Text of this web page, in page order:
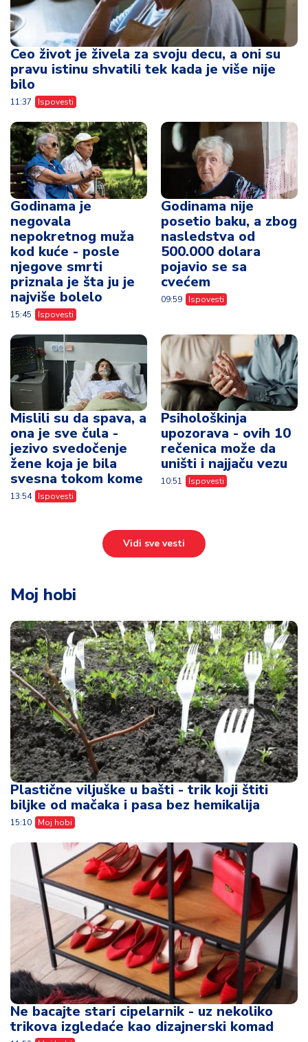
Ceo život je živela za svoju decu, a oni su
pravu istinu shvatili tek kada je više nije
bilo
11:37 Ispovesti
Godinama je
negovala
nepokretnog muža
kod kuće - posle
njegove smrti
priznala je šta ju je
najviše bolelo
15:45 Ispovesti
Godinama nije
posetio baku, a zbog
nasledstva od
500.000 dolara
pojavio se sa
cvećem
09:59 Ispovesti
Mislili su da spava, a
ona je sve čula -
jezivo svedočenje
žene koja je bila
svesna tokom kome
13:54 Ispovesti
Psihološkinja
upozorava - ovih 10
rečenica može da
uništi i najjaču vezu
10:51 Ispovesti
Vidi sve vesti
Moj hobi
Plastične viljuške u bašti - trik koji štiti
biljke od mačaka i pasa bez hemikalija
15:10 Moj hobi
Ne bacajte stari cipelarnik - uz nekoliko
trikova izgledaće kao dizajnerski komad